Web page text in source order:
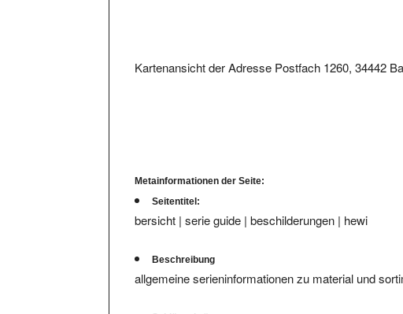
Kartenansicht der Adresse Postfach 1260, 34442
Metainformationen der Seite:
Seitentitel:
bersicht | serie guide | beschilderungen | hewi
Beschreibung
allgemeine serieninformationen zu material und